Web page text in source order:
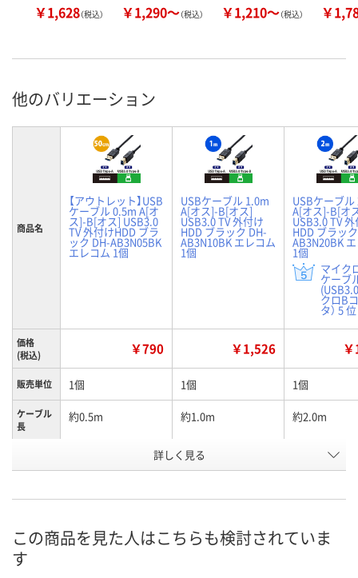
￥1,628（税込） ￥1,290～（税込） ￥1,210～（税込） ￥
他のバリエーション
商品名
【アウトレット】USB
ケーブル 0.5m A[オ
ス]-B[オス] USB3.0
TV 外付けHDD ブラ
ック DH-AB3N05BK
エレコム 1個
USBケーブル 1.0m
A[オス]-B[オス]
USB3.0 TV 外付け
HDD ブラック DH-
AB3N10BK エレコム
1個
USBケーブ
A[オス]-B[オ
USB3.0 TV
HDD ブラッ
AB3N20BK
1個
マイク
ケーブ
クロB
タ） 5 位
価格
(税込)
￥790 ￥1,526
販売単位 1個 1個 1個
ケーブル
長
約0.5m 約1.0m 約2.0m
X850846 X850843
8月8日（土）
詳しく見る
この商品を見た人はこちらも検討されていま
す